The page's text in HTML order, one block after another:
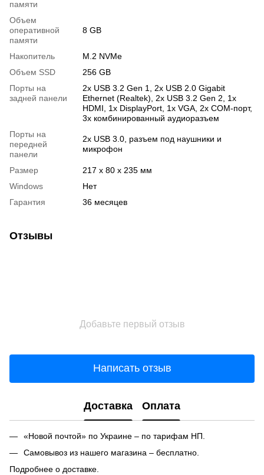
памяти
Объем
оперативной
памяти
8 GB
Накопитель
M.2 NVMe
Объем SSD
256 GB
Порты на
задней панели
2х USB 3.2 Gen 1, 2х USB 2.0 Gigabit
Ethernet (Realtek), 2х USB 3.2 Gen 2, 1х
HDMI, 1х DisplayPort, 1х VGA, 2х COM-порт,
3х комбинированный аудиоразъем
Порты на
передней
панели
2х USB 3.0, разъем под наушники и
микрофон
Размер
217 x 80 x 235 мм
Windows
Нет
Гарантия
36 месяцев
Отзывы
Добавьте первый отзыв
Написать отзыв
Доставка Оплата
«Новой почтой» по Украине – по тарифам НП.
Самовывоз из нашего магазина – бесплатно.
Подробнее о доставке.